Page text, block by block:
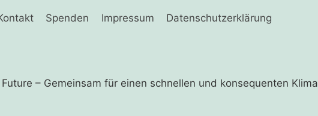
Spenden Impressum Datenschutzerklärung
– Gemeinsam für einen schnellen und ­konsequenten